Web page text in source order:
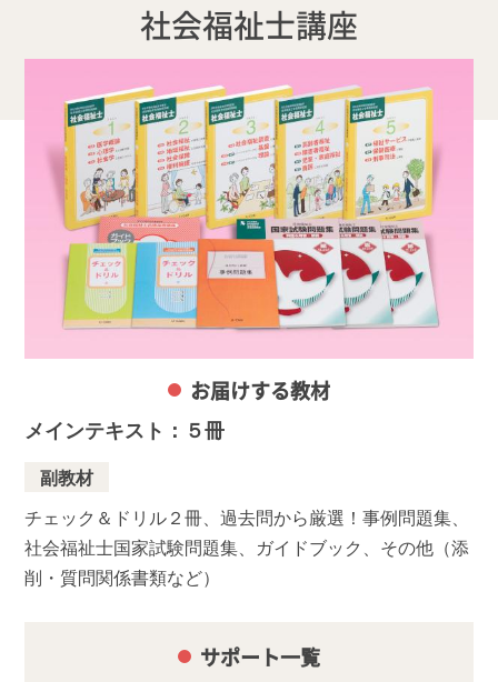
社会福祉士講座
お届けする教材
メインテキスト：５冊
副教材
チェック＆ドリル２冊、過去問から厳選！事例問題集、
社会福祉士国家試験問題集、ガイドブック、その他（添
削・質問関係書類など）
サポート一覧